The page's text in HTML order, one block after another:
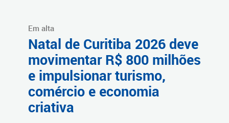
Em alta
Natal de Curitiba 2026 deve
movimentar R$ 800 milhões
e impulsionar turismo,
comércio e economia
criativa